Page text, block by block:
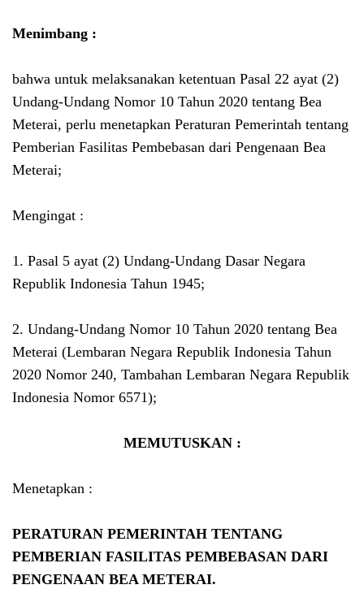
Menimbang :
bahwa untuk melaksanakan ketentuan Pasal 22 ayat (2)
Undang-Undang Nomor 10 Tahun 2020 tentang Bea
Meterai, perlu menetapkan Peraturan Pemerintah tentang
Pemberian Fasilitas Pembebasan dari Pengenaan Bea
Meterai;
Mengingat :
1. Pasal 5 ayat (2) Undang-Undang Dasar Negara
Republik Indonesia Tahun 1945;
2. Undang-Undang Nomor 10 Tahun 2020 tentang Bea
Meterai (Lembaran Negara Republik Indonesia Tahun
2020 Nomor 240, Tambahan Lembaran Negara Republik
Indonesia Nomor 6571);
MEMUTUSKAN :
Menetapkan :
PERATURAN PEMERINTAH TENTANG
PEMBERIAN FASILITAS PEMBEBASAN DARI
PENGENAAN BEA METERAI.